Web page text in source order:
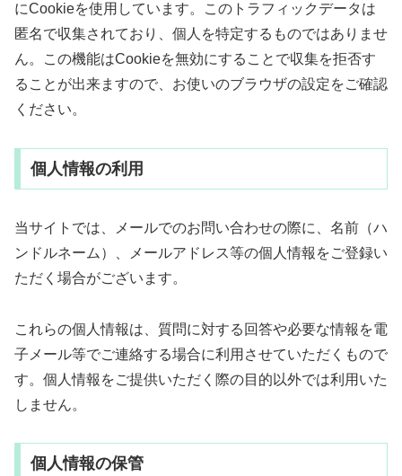
にCookieを使用しています。このトラフィックデータは
匿名で収集されており、個人を特定するものではありませ
ん。この機能はCookieを無効にすることで収集を拒否す
ることが出来ますので、お使いのブラウザの設定をご確認
ください。
個人情報の利用
当サイトでは、メールでのお問い合わせの際に、名前（ハ
ンドルネーム）、メールアドレス等の個人情報をご登録い
ただく場合がございます。
これらの個人情報は、質問に対する回答や必要な情報を電
子メール等でご連絡する場合に利用させていただくもので
す。個人情報をご提供いただく際の目的以外では利用いた
しません。
個人情報の保管